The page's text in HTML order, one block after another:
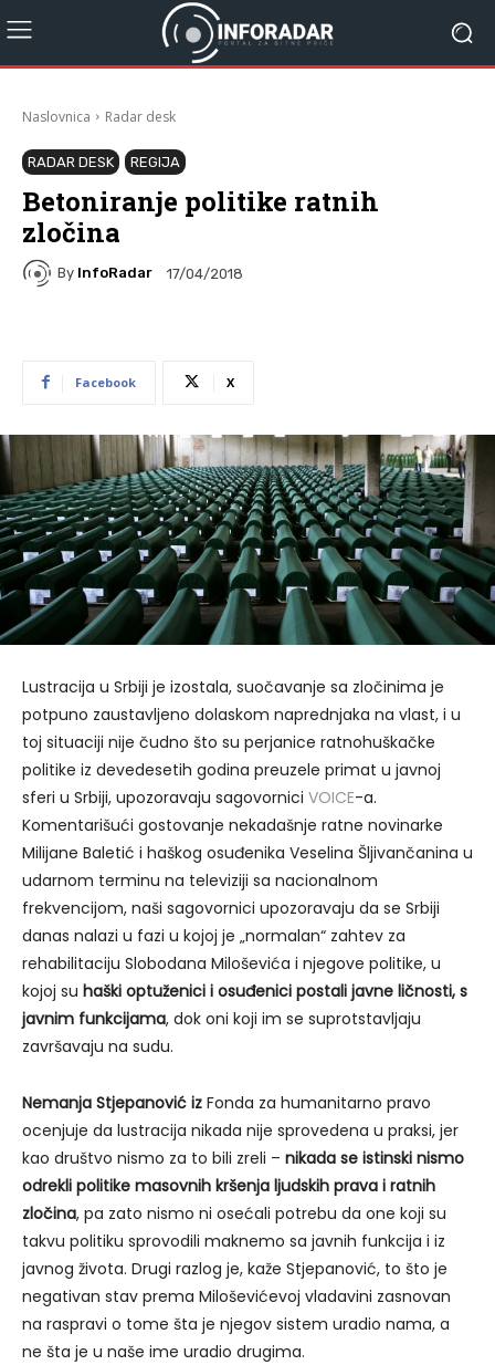
Naslovnica Radar desk
RADAR DESK REGIJA
Betoniranje politike ratnih
zločina
By InfoRadar 17/04/2018
Facebook X
Lustracija u Srbiji je izostala, suočavanje sa zločinima je
potpuno zaustavljeno dolaskom naprednjaka na vlast, i u
toj situaciji nije čudno što su perjanice ratnohuškačke
politike iz devedesetih godina preuzele primat u javnoj
sferi u Srbiji, upozoravaju sagovornici VOICE-a.
Komentarišući gostovanje nekadašnje ratne novinarke
Milijane Baletić i haškog osuđenika Veselina Šljivančanina u
udarnom terminu na televiziji sa nacionalnom
frekvencijom, naši sagovornici upozoravaju da se Srbiji
danas nalazi u fazi u kojoj je „normalan“ zahtev za
rehabilitaciju Slobodana Miloševića i njegove politike, u
kojoj su haški optuženici i osuđenici postali javne ličnosti, s
javnim funkcijama, dok oni koji im se suprotstavljaju
završavaju na sudu.
Nemanja Stjepanović iz Fonda za humanitarno pravo
ocenjuje da lustracija nikada nije sprovedena u praksi, jer
kao društvo nismo za to bili zreli – nikada se istinski nismo
odrekli politike masovnih kršenja ljudskih prava i ratnih
zločina, pa zato nismo ni osećali potrebu da one koji su
takvu politiku sprovodili maknemo sa javnih funkcija i iz
javnog života. Drugi razlog je, kaže Stjepanović, to što je
negativan stav prema Miloševićevoj vladavini zasnovan
na raspravi o tome šta je njegov sistem uradio nama, a
ne šta je u naše ime uradio drugima.